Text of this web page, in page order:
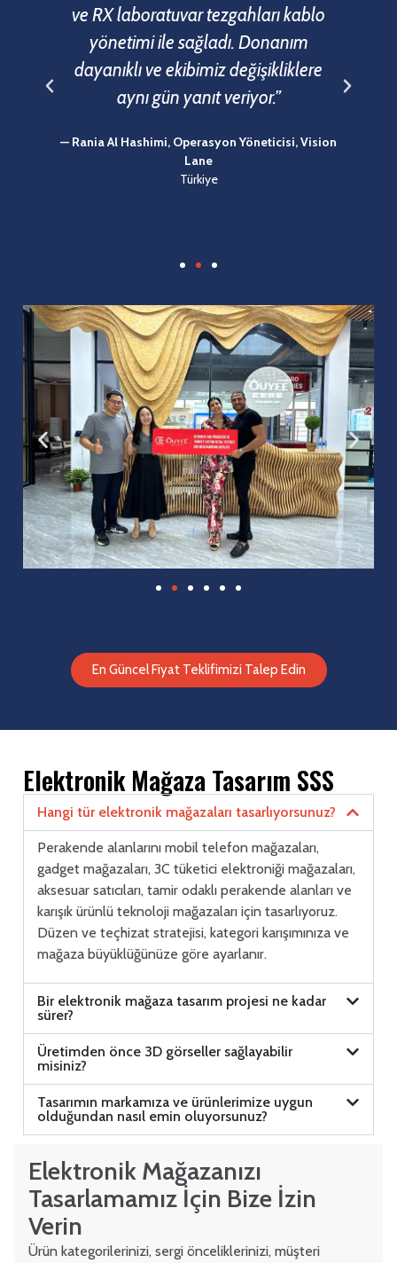
ve RX laboratuvar tezgahları kablo
yönetimi ile sağladı. Donanım
dayanıklı ve ekibimiz değişikliklere
aynı gün yanıt veriyor.”
— Rania Al Hashimi, Operasyon Yöneticisi, Vision
Lane
Türkiye
En Güncel Fiyat Teklifimizi Talep Edin
Elektronik Mağaza Tasarım SSS
Hangi tür elektronik mağazaları tasarlıyorsunuz?
Perakende alanlarını mobil telefon mağazaları,
gadget mağazaları, 3C tüketici elektroniği mağazaları,
aksesuar satıcıları, tamir odaklı perakende alanları ve
karışık ürünlü teknoloji mağazaları için tasarlıyoruz.
Düzen ve teçhizat stratejisi, kategori karışımınıza ve
mağaza büyüklüğünüze göre ayarlanır.
Bir elektronik mağaza tasarım projesi ne kadar
sürer?
Üretimden önce 3D görseller sağlayabilir
misiniz?
Tasarımın markamıza ve ürünlerimize uygun
olduğundan nasıl emin oluyorsunuz?
Elektronik Mağazanızı
Tasarlamamız İçin Bize İzin
Verin
Ürün kategorilerinizi, sergi önceliklerinizi, müşteri